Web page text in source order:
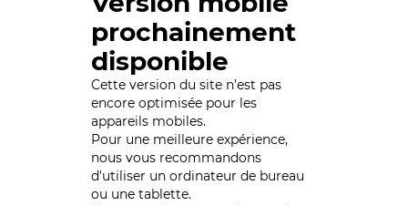
prochainement
disponible
Cette version du site n’est pas
encore optimisée pour les
appareils mobiles.
Pour une meilleure expérience,
nous vous recommandons
d'utiliser un ordinateur de bureau
ou une tablette.